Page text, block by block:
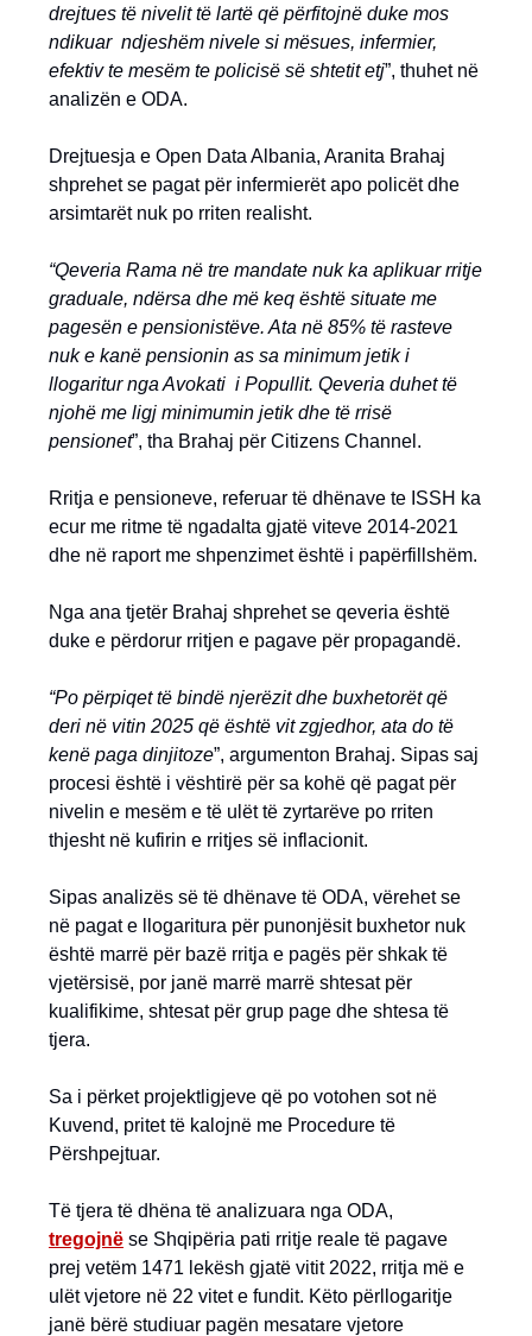
drejtues të nivelit të lartë që përfitojnë duke mos
ndikuar ndjeshëm nivele si mësues, infermier,
efektiv te mesëm te policisë së shtetit etj”, thuhet në
analizën e ODA.
Drejtuesja e Open Data Albania, Aranita Brahaj
shprehet se pagat për infermierët apo policët dhe
arsimtarët nuk po rriten realisht.
“Qeveria Rama në tre mandate nuk ka aplikuar rritje
graduale, ndërsa dhe më keq është situate me
pagesën e pensionistëve. Ata në 85% të rasteve
nuk e kanë pensionin as sa minimum jetik i
llogaritur nga Avokati i Popullit. Qeveria duhet të
njohë me ligj minimumin jetik dhe të rrisë
pensionet”, tha Brahaj për Citizens Channel.
Rritja e pensioneve, referuar të dhënave te ISSH ka
ecur me ritme të ngadalta gjatë viteve 2014-2021
dhe në raport me shpenzimet është i papërfillshëm.
Nga ana tjetër Brahaj shprehet se qeveria është
duke e përdorur rritjen e pagave për propagandë.
“Po përpiqet të bindë njerëzit dhe buxhetorët që
deri në vitin 2025 që është vit zgjedhor, ata do të
kenë paga dinjitoze”, argumenton Brahaj. Sipas saj
procesi është i vështirë për sa kohë që pagat për
nivelin e mesëm e të ulët të zyrtarëve po rriten
thjesht në kufirin e rritjes së inflacionit.
Sipas analizës së të dhënave të ODA, vërehet se
në pagat e llogaritura për punonjësit buxhetor nuk
është marrë për bazë rritja e pagës për shkak të
vjetërsisë, por janë marrë marrë shtesat për
kualifikime, shtesat për grup page dhe shtesa të
tjera.
Sa i përket projektligjeve që po votohen sot në
Kuvend, pritet të kalojnë me Procedure të
Përshpejtuar.
Të tjera të dhëna të analizuara nga ODA,
tregojnë se Shqipëria pati rritje reale të pagave
prej vetëm 1471 lekësh gjatë vitit 2022, rritja më e
ulët vjetore në 22 vitet e fundit. Këto përllogaritje
janë bërë studiuar pagën mesatare vjetore